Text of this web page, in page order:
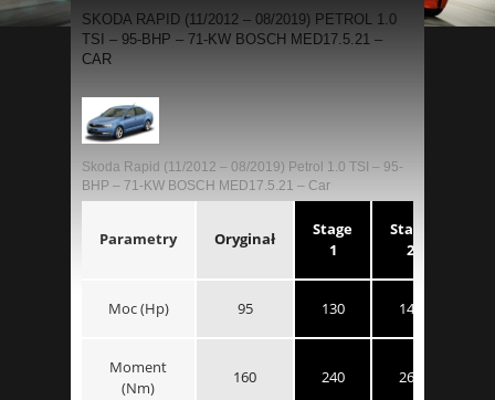
SKODA RAPID (11/2012 – 08/2019) PETROL 1.0
TSI – 95-BHP – 71-KW BOSCH MED17.5.21 –
CAR
Skoda Rapid (11/2012 – 08/2019) Petrol 1.0 TSI – 95-
BHP – 71-KW BOSCH MED17.5.21 – Car
Parametry Oryginał
Stage
1
Stage
2
Moc (Hp) 95 130 143
Moment
(Nm)
160 240 264